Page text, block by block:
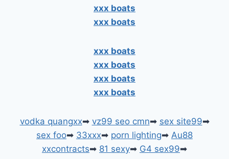
xxx boats
xxx boats
xxx boats
xxx boats
xxx boats
xxx boats
vodka quangxx➡ vz99 seo cmn➡ sex site99➡
sex foo➡ 33xxx➡ porn lighting➡ Au88
xxcontracts➡ 81 sexy➡ G4 sex99➡